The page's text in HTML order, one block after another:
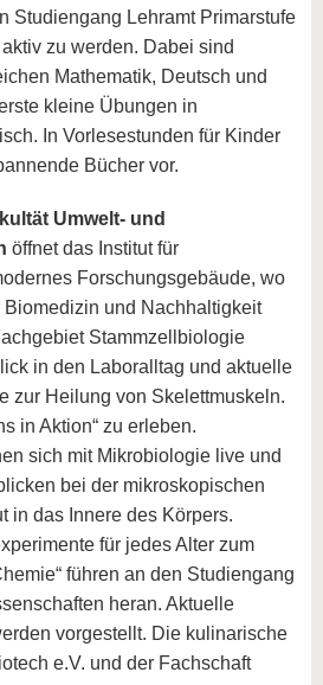
Studiengang Lehramt Primarstufe
zu werden. Dabei sind
Mathematik, Deutsch und
kleine Übungen in
In Vorlesestunden für Kinder
Bücher vor.
Umwelt- und
öffnet das Institut für
Forschungsgebäude, wo
und Nachhaltigkeit
Stammzellbiologie
in den Laboralltag und aktuelle
zur Heilung von Skelettmuskeln.
in Aktion“ zu erleben.
sich mit Mikrobiologie live und
bei der mikroskopischen
in das Innere des Körpers.
für jedes Alter zum
führen an den Studiengang
heran. Aktuelle
vorgestellt. Die kulinarische
e.V. und der Fachschaft